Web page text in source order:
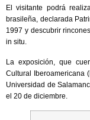
El visitante podrá
brasileña, declarada
1997 y descubrir
in situ.
La exposición, que
Cultural Iberoamericana
Universidad de
el 20 de diciembre.